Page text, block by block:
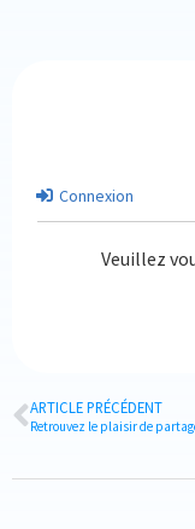
Connexion
Veuillez
ARTICLE PRÉCÉDENT